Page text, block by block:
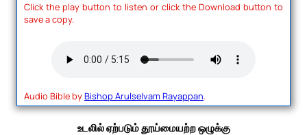
Click the play button to listen or click the Download button to
save a copy.
Audio Bible byBishop Arulselvam Rayappan.
உடலில் ஏற்படும் தூய்மையற்ற ஒழுக்கு